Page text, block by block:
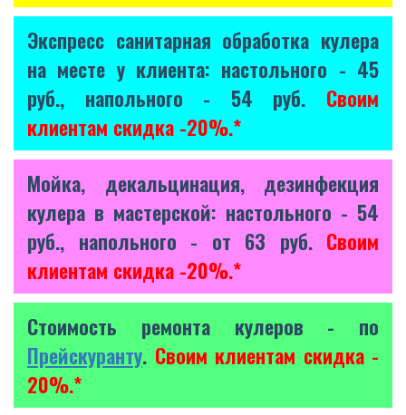
Экспресс санитарная обработка кулера
на месте у клиента: настольного - 45
руб., напольного - 54 руб. Своим
клиентам скидка -20%.*
Мойка, декальцинация, дезинфекция
кулера в мастерской: настольного - 54
руб., напольного - от 63 руб. Своим
клиентам скидка -20%.*
Стоимость ремонта кулеров - по
Прейскуранту. Своим клиентам скидка -
20%.*